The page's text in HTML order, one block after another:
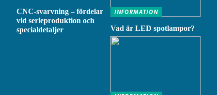
CNC-svarvning – fördelar
vid serieproduktion och
specialdetaljer
INFORMATION
Vad är LED spotlampor?